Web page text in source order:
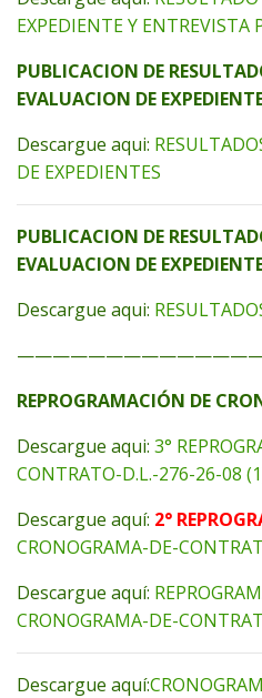
EXPEDIENTE Y ENTREVISTA
PUBLICACION DE
EVALUACION DE
Descargue aqui:
DE EXPEDIENTES
PUBLICACION DE
EVALUACION DE
Descargue aqui:
REPROGRAMACIÓN DE
Descargue aqui: 3°
CONTRATO-D.L.-276-26-08
Descargue aquí: 2°
CRONOGRAMA-DE-
Descargue aquí:
CRONOGRAMA-DE-
Descargue aquí: